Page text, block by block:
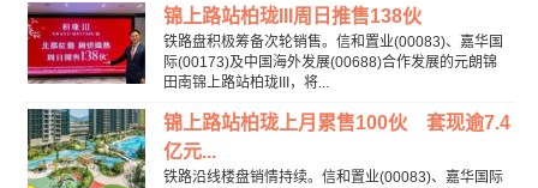
锦上路站柏珑III周日推售138伙
铁路盘积极筹备次轮销售。信和置业(00083)、嘉华国
际(00173)及中国海外发展(00688)合作发展的元朗锦
田南锦上路站柏珑III，将...
锦上路站柏珑上月累售100伙 套现逾7.4
亿元...
铁路沿线楼盘销情持续。信和置业(00083)、嘉华国际